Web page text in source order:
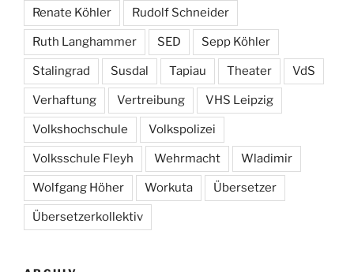
Renate Köhler Rudolf Schneider
Ruth Langhammer SED Sepp Köhler
Stalingrad Susdal Tapiau Theater VdS
Verhaftung Vertreibung VHS Leipzig
Volkshochschule Volkspolizei
Volksschule Fleyh Wehrmacht Wladimir
Wolfgang Höher Workuta Übersetzer
Übersetzerkollektiv